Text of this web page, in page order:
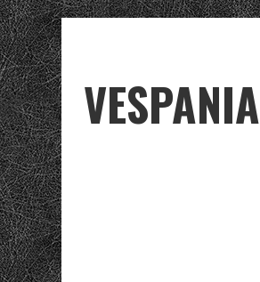
VESPANIA